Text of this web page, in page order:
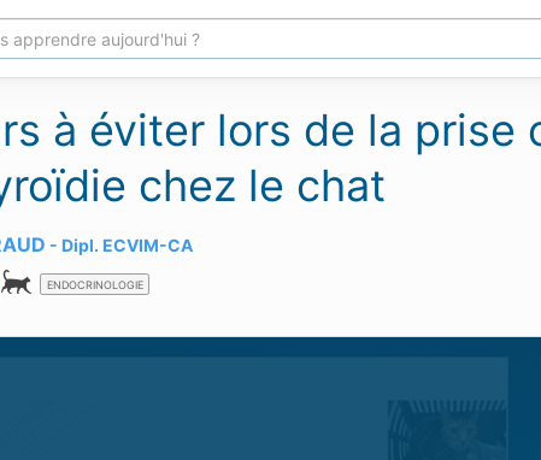
à éviter lors de la prise
chez le chat
Dipl. ECVIM-CA
ENDOCRINOLOGIE